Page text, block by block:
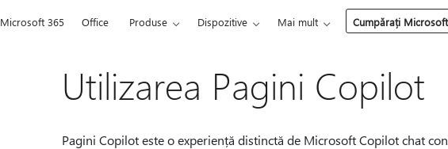
Microsoft 365 Office Produse Dispozitive Mai mult Cumpărați
Utilizarea Pagini Copilot
Pagini Copilot este o experiență distinctă de Microsoft Copilot chat